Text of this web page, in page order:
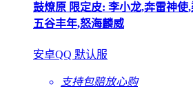
鼓燎原 限定皮: 李小龙,奔雷神使
五谷丰年,怒海麟威
安卓QQ 默认服
支持包赔放心购